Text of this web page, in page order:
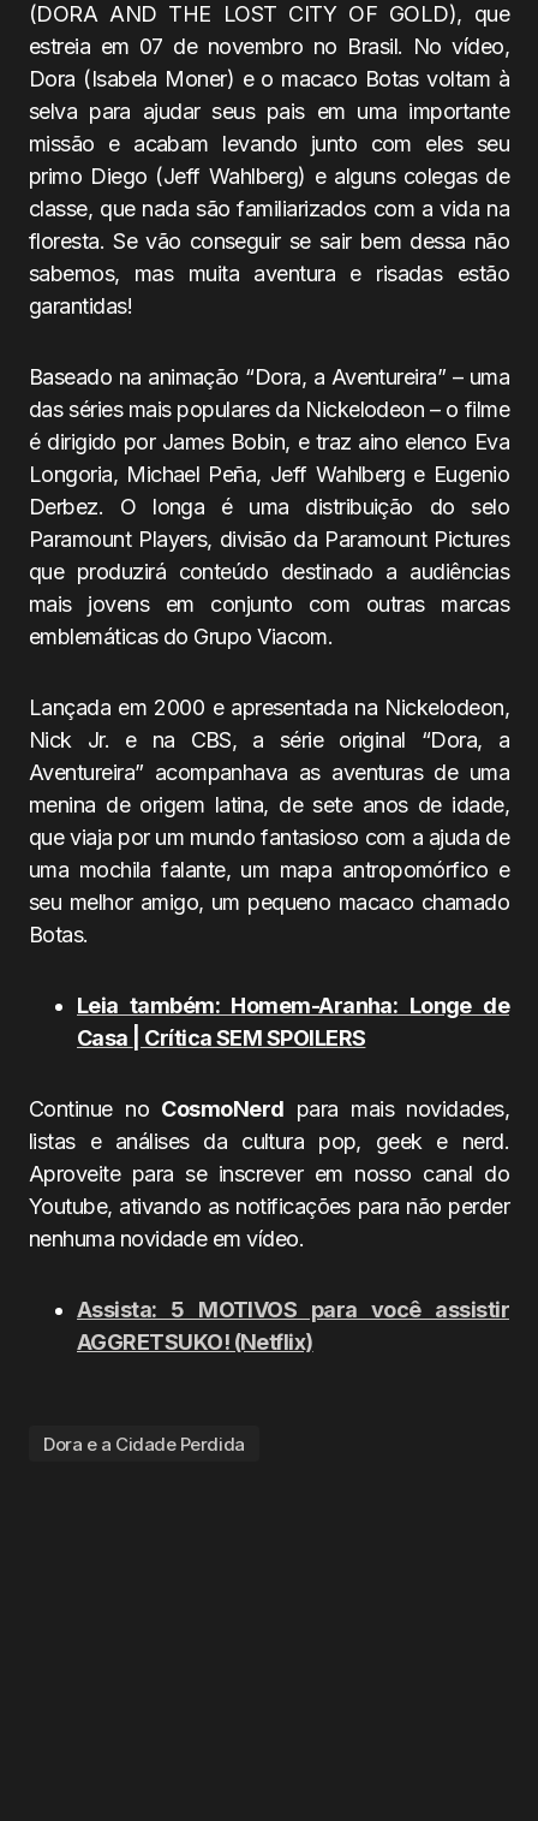
(DORA AND THE LOST CITY OF GOLD), que
estreia em 07 de novembro no Brasil. No vídeo,
Dora (Isabela Moner) e o macaco Botas voltam à
selva para ajudar seus pais em uma importante
missão e acabam levando junto com eles seu
primo Diego (Jeff Wahlberg) e alguns colegas de
classe, que nada são familiarizados com a vida na
floresta. Se vão conseguir se sair bem dessa não
sabemos, mas muita aventura e risadas estão
garantidas!
Baseado na animação “Dora, a Aventureira” – uma
das séries mais populares da Nickelodeon – o filme
é dirigido por James Bobin, e traz aino elenco Eva
Longoria, Michael Peña, Jeff Wahlberg e Eugenio
Derbez. O longa é uma distribuição do selo
Paramount Players, divisão da Paramount Pictures
que produzirá conteúdo destinado a audiências
mais jovens em conjunto com outras marcas
emblemáticas do Grupo Viacom.
Lançada em 2000 e apresentada na Nickelodeon,
Nick Jr. e na CBS, a série original “Dora, a
Aventureira” acompanhava as aventuras de uma
menina de origem latina, de sete anos de idade,
que viaja por um mundo fantasioso com a ajuda de
uma mochila falante, um mapa antropomórfico e
seu melhor amigo, um pequeno macaco chamado
Botas.
Leia também: Homem-Aranha: Longe de
Casa
| Crítica SEM SPOILERS
Continue no CosmoNerd para mais novidades,
listas e análises da cultura pop, geek e nerd.
Aproveite para se inscrever em nosso canal do
Youtube, ativando as notificações para não perder
nenhuma novidade em vídeo.
Assista: 5 MOTIVOS para você assistir
AGGRETSUKO! (Netflix)
Dora e a Cidade Perdida